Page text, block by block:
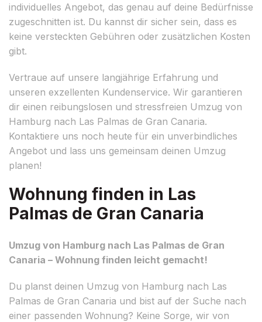
individuelles Angebot, das genau auf deine Bedürfnisse
zugeschnitten ist. Du kannst dir sicher sein, dass es
keine versteckten Gebühren oder zusätzlichen Kosten
gibt.
Vertraue auf unsere langjährige Erfahrung und
unseren exzellenten Kundenservice. Wir garantieren
dir einen reibungslosen und stressfreien Umzug von
Hamburg nach Las Palmas de Gran Canaria.
Kontaktiere uns noch heute für ein unverbindliches
Angebot und lass uns gemeinsam deinen Umzug
planen!
Wohnung finden in Las
Palmas de Gran Canaria
Umzug von Hamburg nach Las Palmas de Gran
Canaria – Wohnung finden leicht gemacht!
Du planst deinen Umzug von Hamburg nach Las
Palmas de Gran Canaria und bist auf der Suche nach
einer passenden Wohnung? Keine Sorge, wir von